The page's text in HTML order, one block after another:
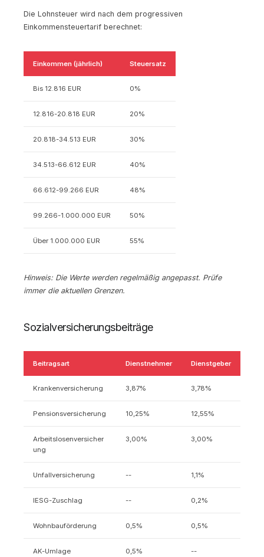
Die Lohnsteuer wird nach dem progressiven
Einkommensteuertarif berechnet:
Einkommen (jährlich) Steuersatz
Bis 12.816 EUR 0%
12.816-20.818 EUR 20%
20.818-34.513 EUR 30%
34.513-66.612 EUR 40%
66.612-99.266 EUR 48%
99.266-1.000.000 EUR 50%
Über 1.000.000 EUR 55%
Hinweis: Die Werte werden regelmäßig angepasst. Prüfe
immer die aktuellen Grenzen.
Sozialversicherungsbeiträge
Beitragsart Dienstnehmer Dienstgeber
Krankenversicherung 3,87% 3,78%
Pensionsversicherung 10,25% 12,55%
Arbeitslosenversicher
ung
3,00% 3,00%
Unfallversicherung -- 1,1%
IESG-Zuschlag -- 0,2%
Wohnbauförderung 0,5% 0,5%
AK-Umlage 0,5% --